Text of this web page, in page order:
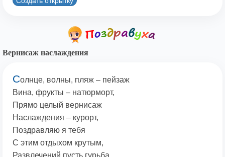
Вернисаж наслаждения
Солнце, волны, пляж – пейзаж
Вина, фрукты – натюрморт,
Прямо целый вернисаж
Наслаждения – курорт,
Поздравляю я тебя
С этим отдыхом крутым,
Развлечений пусть гурьба